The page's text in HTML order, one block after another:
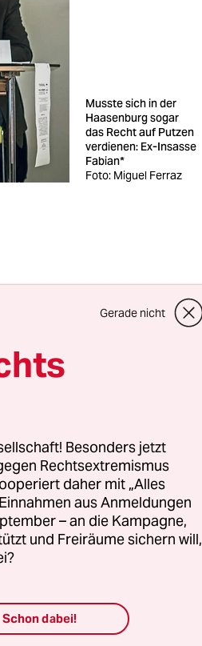
Musste sich in der
Haasenburg sogar
das Recht auf Putzen
verdienen: Ex-Insasse
Fabian*
Foto: Miguel Ferraz
Er
er auf
Dann
Gerade nicht
Besonders jetzt
Rechtsextremismus
daher mit „Alles
aus Anmeldungen
– an die Kampagne,
und Freiräume sichern will,
Schon dabei!